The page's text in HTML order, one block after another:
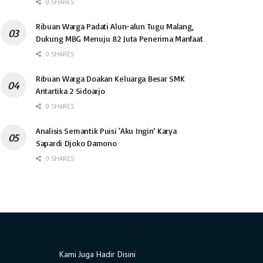
Ribuan Warga Padati Alun-alun Tugu Malang,
Dukung MBG Menuju 82 Juta Penerima Manfaat
0 SHARES
Ribuan Warga Doakan Keluarga Besar SMK
Antartika 2 Sidoarjo
0 SHARES
Analisis Semantik Puisi ‘Aku Ingin’ Karya
Sapardi Djoko Damono
0 SHARES
Kami Juga Hadir Disini